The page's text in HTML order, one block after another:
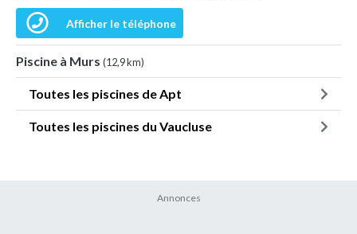
Afficher le téléphone
Piscine à Murs (12,9 km)
Toutes les piscines de Apt
Toutes les piscines du Vaucluse